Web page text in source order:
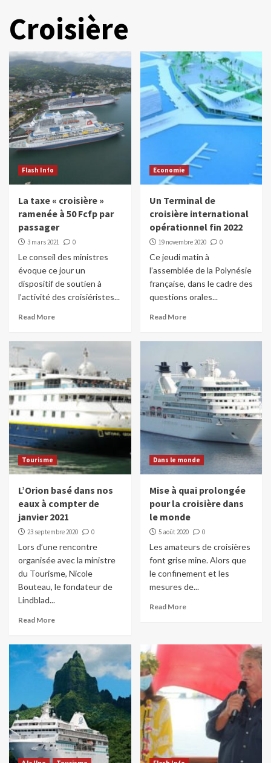
Croisière
Flash Info
La taxe « croisière »
ramenée à 50 Fcfp par
passager
3 mars 2021 0
Le conseil des ministres
évoque ce jour un
dispositif de soutien à
l’activité des croisiéristes...
Read More
Economie
Un Terminal de
croisière international
opérationnel fin 2022
19 novembre 2020 0
Ce jeudi matin à
l’assemblée de la Polynésie
française, dans le cadre des
questions orales...
Read More
Tourisme
L’Orion basé dans nos
eaux à compter de
janvier 2021
23 septembre 2020 0
Lors d’une rencontre
organisée avec la ministre
du Tourisme, Nicole
Bouteau, le fondateur de
Lindblad...
Read More
Dans le monde
Mise à quai prolongée
pour la croisière dans
le monde
5 août 2020 0
Les amateurs de croisières
font grise mine. Alors que
le confinement et les
mesures de...
Read More